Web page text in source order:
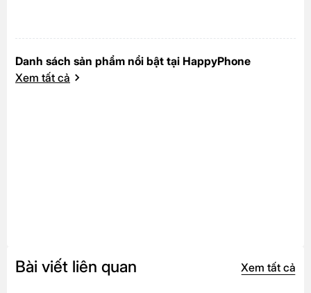
Danh sách sản phẩm nổi bật tại HappyPhone
Xem tất cả
Bài viết liên quan Xem tất cả